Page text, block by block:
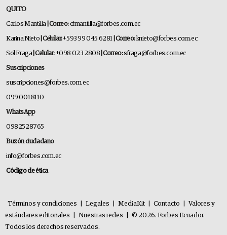
QUITO
Carlos Mantilla | Correo:cfmantilla@forbes.com.ec
Karina Nieto | Celular:+593 99 045 6281 | Correo:knieto@forbes.com.ec
Sol Fraga| Celular:+098 023 2808 | Correo:sfraga@forbes.com.ec
Suscripciones
suscripciones@forbes.com.ec
099 001 8110
WhatsApp
0982528765
Buzón ciudadano
info@forbes.com.ec
Código de ética
Términos y condiciones Legales MediaKit Contacto
Valores y
estándares editoriales
Nuestras redes
© 2026. Forbes Ecuador.
Todos los derechos reservados.